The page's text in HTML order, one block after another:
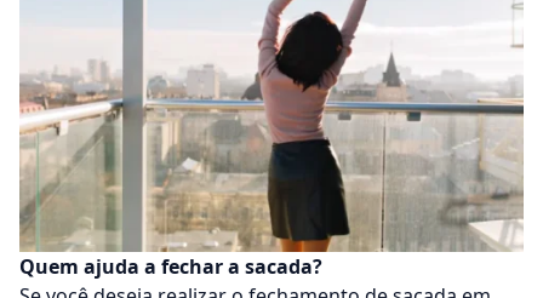
Quem ajuda a fechar a sacada?